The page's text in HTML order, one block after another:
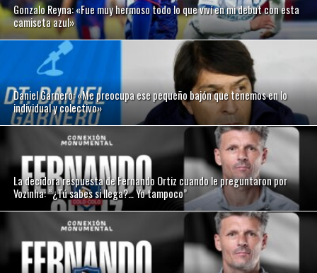
Gonzalo Reyna: «Fue muy hermoso todo lo que viví en mi debut con esta
camiseta azul»
Daniel Garnero: «Me preocupa ese pequeño bajón que tenemos en lo
individual y colectivo»
La decidora respuesta de Fernando Ortiz cuando le preguntaron por
Vozinha: “¿Tú sabes si llega?… Yo tampoco”